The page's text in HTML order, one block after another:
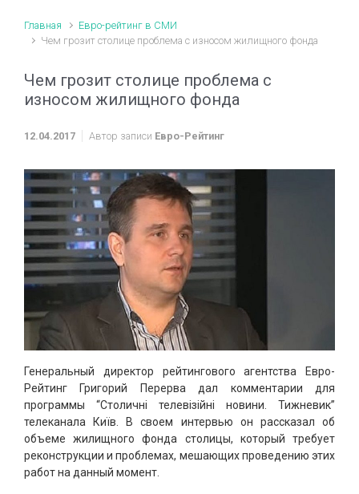
Главная
Евро-рейтинг в СМИ
Чем грозит столице проблема с износом жилищного фонда
Чем грозит столице проблема с
износом жилищного фонда
12.04.2017 Автор записи Евро-Рейтинг
Генеральный директор рейтингового агентства Евро-
Рейтинг Григорий Перерва дал комментарии для
программы “Столичні телевізійні новини. Тижневик”
телеканала Київ. В своем интервью он рассказал об
объеме жилищного фонда столицы, который требует
реконструкции и проблемах, мешающих проведению этих
работ на данный момент.